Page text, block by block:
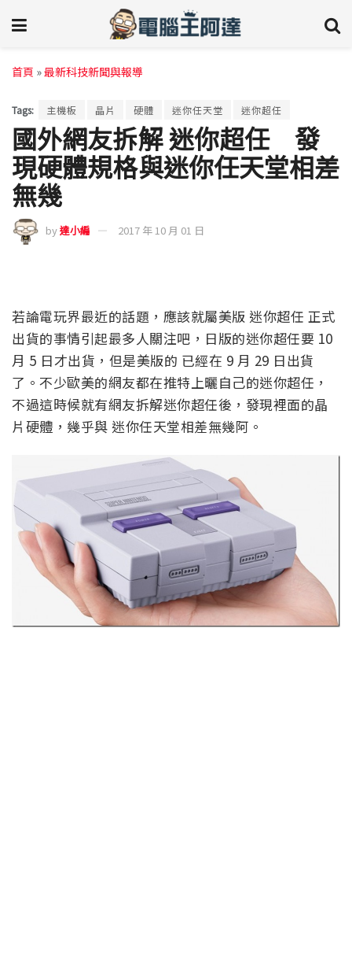
首頁 »最新科技新聞與報導
Tags: 主機板 晶片 硬體 迷你任天堂 迷你超任
國外網友拆解 迷你超任 發
現硬體規格與迷你任天堂相差
無幾
by達小編 2017 年 10 月 01 日
若論電玩界最近的話題，應該就屬美版 迷你超任 正式
出貨的事情引起最多人關注吧，日版的迷你超任要 10
月 5 日才出貨，但是美版的 已經在 9 月 29 日出貨
了。不少歐美的網友都在推特上曬自己的迷你超任，
不過這時候就有網友拆解迷你超任後，發現裡面的晶
片硬體，幾乎與 迷你任天堂相差無幾阿。